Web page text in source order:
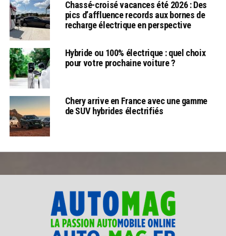
Chassé-croisé vacances été 2026 : Des
pics d’affluence records aux bornes de
recharge électrique en perspective
Hybride ou 100% électrique : quel choix
pour votre prochaine voiture ?
Chery arrive en France avec une gamme
de SUV hybrides électrifiés